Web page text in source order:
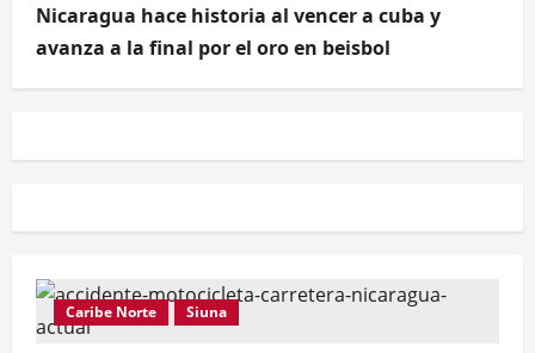
Nicaragua hace historia al vencer a cuba y
avanza a la final por el oro en beisbol
Caribe Norte Siuna